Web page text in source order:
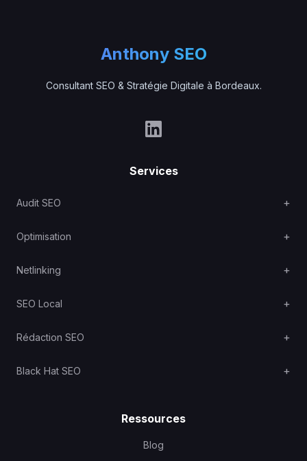
Anthony SEO
Consultant SEO & Stratégie Digitale à Bordeaux.
Services
Audit SEO
Optimisation
Netlinking
SEO Local
Rédaction SEO
Black Hat SEO
Ressources
Blog